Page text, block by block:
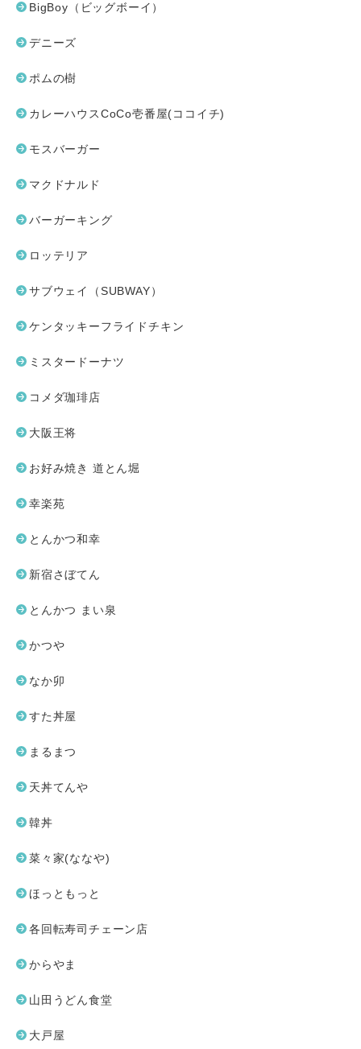
BigBoy（ビッグボーイ）
デニーズ
ポムの樹
カレーハウスCoCo壱番屋(ココイチ)
モスバーガー
マクドナルド
バーガーキング
ロッテリア
サブウェイ（SUBWAY）
ケンタッキーフライドチキン
ミスタードーナツ
コメダ珈琲店
大阪王将
お好み焼き 道とん堀
幸楽苑
とんかつ和幸
新宿さぼてん
とんかつ まい泉
かつや
なか卯
すた丼屋
まるまつ
天丼てんや
韓丼
菜々家(ななや)
ほっともっと
各回転寿司チェーン店
からやま
山田うどん食堂
大戸屋